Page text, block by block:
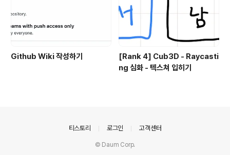
Github Wiki 작성하기
[Rank 4] Cub3D - Raycasti
ng 심화 - 텍스쳐 입히기
티스토리 로그인 고객센터
© Daum Corp.